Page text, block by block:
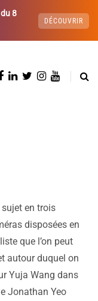
8
DÉCOUVRIR
en trois
disposées en
que l’on peut
autour duquel on
Yuja Wang dans
Jonathan Yeo